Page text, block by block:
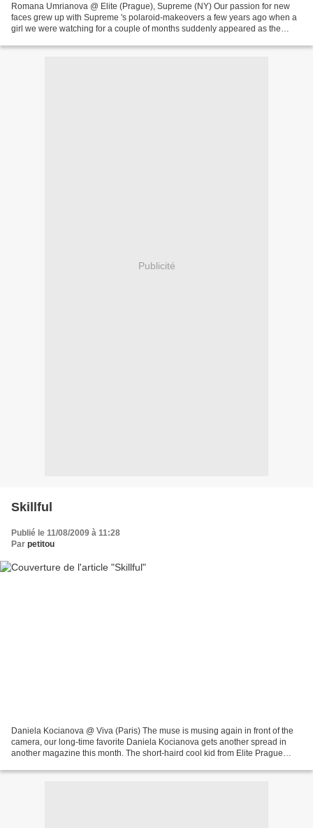
Romana Umrianova @ Elite (Prague), Supreme (NY) Our passion for new
faces grew up with Supreme 's polaroid-makeovers a few years ago when a
girl we were watching for a couple of months suddenly appeared as the
Publicité
Skillful
Publié le 11/08/2009 à 11:28
Par petitou
Daniela Kocianova @ Viva (Paris) The muse is musing again in front of the
camera, our long-time favorite Daniela Kocianova gets another spread in
another magazine this month. The short-haird cool kid from Elite Prague